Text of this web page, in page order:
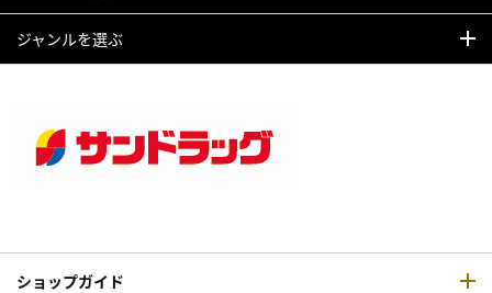
ジャンルを選ぶ
ショップガイド